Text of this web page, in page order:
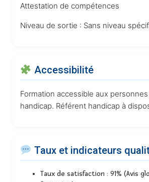
Attestation de compétences
Niveau de sortie : Sans niveau
Accessibilité
Formation accessible aux
handicap. Référent handicap à
Taux et indicateurs
Taux de satisfaction : 91% (Avis